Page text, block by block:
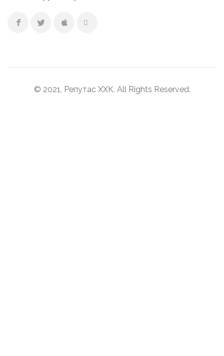
© 2021, Репутас ХХК. All Rights Reserved.